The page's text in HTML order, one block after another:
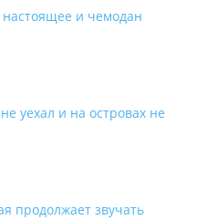
и чемодан
уехал и на островах не
продолжает звучать